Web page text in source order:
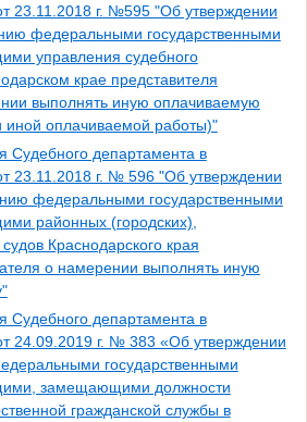
23.11.2018 г. №595 "Об утверждении
федеральными государственными
управления судебного
крае представителя
выполнять иную оплачиваемую
иной оплачиваемой работы)"
Судебного департамента в
23.11.2018 г. № 596 "Об утверждении
федеральными государственными
районных (городских),
Краснодарского края
о намерении выполнять иную
Судебного департамента в
24.09.2019 г. № 383 «Об утверждении
государственными
замещающими должности
гражданской службы в